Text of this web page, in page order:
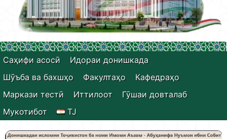
Саҳифи асосӣ
Идораи донишкада
Шӯъба ва бахшҳо
Факултаҳо
Кафедраҳо
Маркази тестӣ
Иттилоот
Гӯшаи довталаб
Мукотибот
TJ